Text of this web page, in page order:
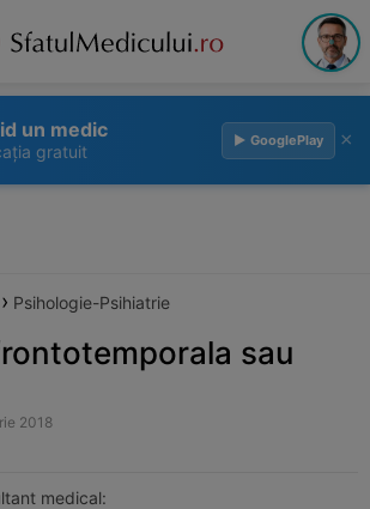
un medic
gratuit
▶ GooglePlay ×
› Psihologie-Psihiatrie
sau
2018
medical: